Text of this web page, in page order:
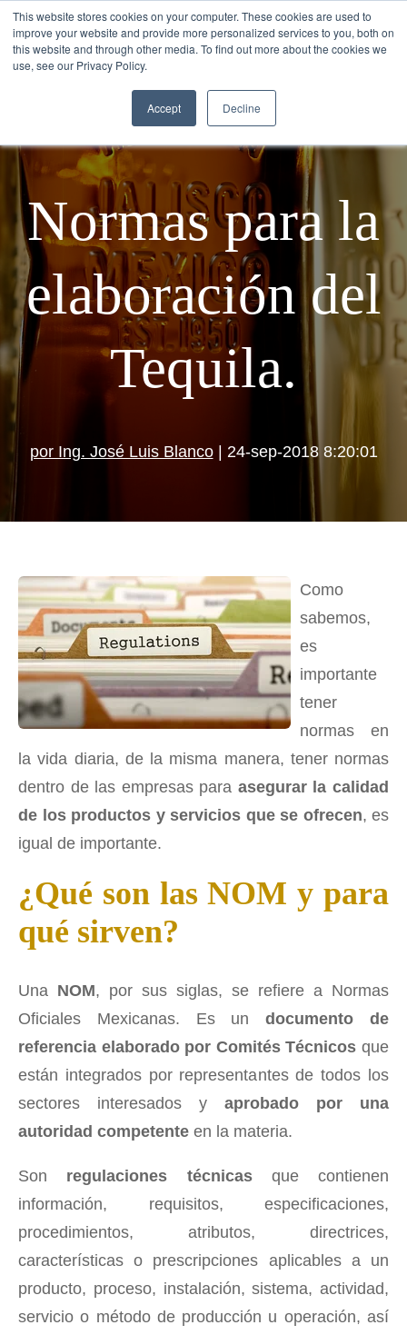
This website stores cookies on your computer. These cookies are used to
improve your website and provide more personalized services to you, both on
this website and through other media. To find out more about the cookies we
use, see our Privacy Policy.
Accept Decline
Normas para la
elaboración del
Tequila.
por Ing. José Luis Blanco| 24-sep-2018 8:20:01
Como
sabemos,
es
importante
tener
normas en
la vida diaria, de la misma manera, tener normas
dentro de las empresas para asegurar la calidad
de los productos y servicios que se ofrecen, es
igual de importante.
¿Qué son las NOM y para
qué sirven?
Una NOM, por sus siglas, se refiere a Normas
Oficiales Mexicanas. Es un documento de
referencia elaborado por Comités Técnicos que
están integrados por representantes de todos los
sectores interesados y aprobado por una
autoridad competente en la materia.
Son regulaciones técnicasque contienen
información, requisitos, especificaciones,
procedimientos, atributos, directrices,
características o prescripciones aplicables a un
producto, proceso, instalación, sistema, actividad,
servicio o método de producción u operación, así